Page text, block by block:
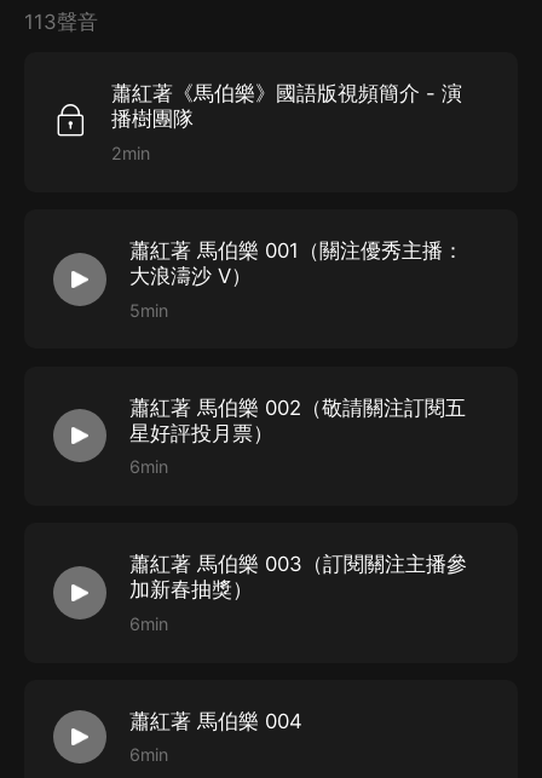
心願譯聲工場國有聲出品
蕭紅小全集 1: 蕭紅中篇小說集《呼蘭河傳》《生死
蕭紅小全集 4:蕭紅短篇小說集 《 小城三月》
113聲音
蕭紅著《馬伯樂》國語版視頻簡介 - 演
播樹團隊
2min
蕭紅著 馬伯樂 001（關注優秀主播：
大浪濤沙 V）
5min
蕭紅著 馬伯樂 002（敬請關注訂閱五
星好評投月票）
6min
蕭紅著 馬伯樂 003（訂閱關注主播參
加新春抽獎）
6min
蕭紅著 馬伯樂 004
6min